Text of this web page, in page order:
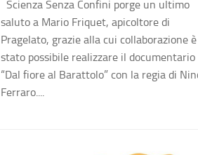
Scienza Senza Confini porge un ultimo
saluto a Mario Friquet, apicoltore di
Pragelato, grazie alla cui collaborazione è
stato possibile realizzare il documentario
“Dal fiore al Barattolo” con la regia di
Ferraro....